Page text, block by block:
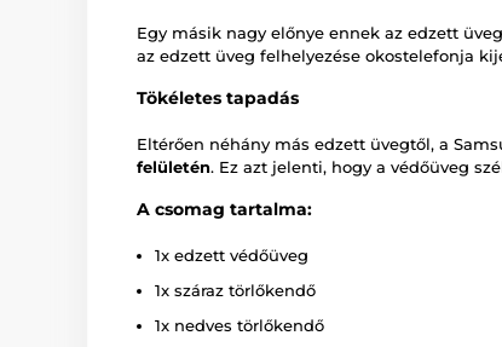
Egy másik nagy előnye ennek az edzett
az edzett üveg felhelyezése okostelefonja
Tökéletes tapadás
Eltérően néhány más edzett üvegtől, a
felületén. Ez azt jelenti, hogy a védőüveg
A csomag tartalma:
1x edzett védőüveg
1x száraz törlőkendő
1x nedves törlőkendő